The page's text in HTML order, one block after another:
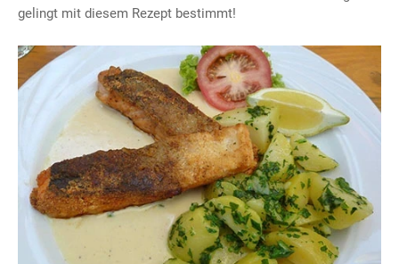
gelingt mit diesem Rezept bestimmt!